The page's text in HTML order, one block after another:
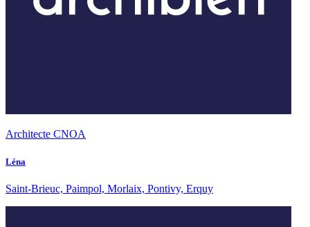
Architecte CNOA
Léna
Saint-Brieuc, Paimpol, Morlaix, Pontivy, Erquy